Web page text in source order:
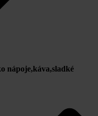
nápoje,káva,sladké